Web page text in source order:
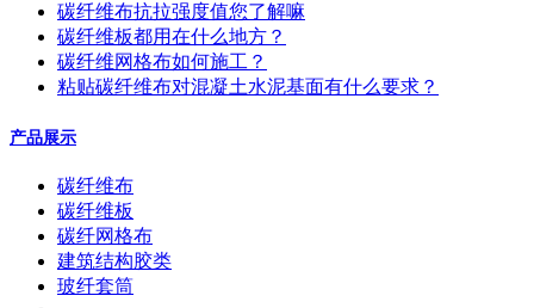
碳纤维布抗拉强度值您了解嘛
碳纤维板都用在什么地方？
碳纤维网格布如何施工？
粘贴碳纤维布对混凝土水泥基面有什么要求？
产品展示
碳纤维布
碳纤维板
碳纤网格布
建筑结构胶类
玻纤套筒